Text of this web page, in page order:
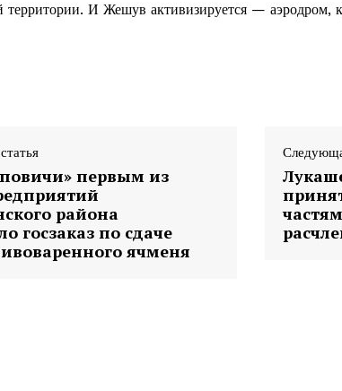
территории. И Жешув активизируется — аэродром,
первым из
района
госзаказ по сдаче
ячменя